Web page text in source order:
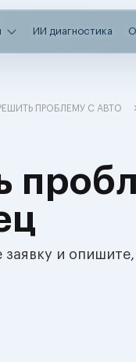
ИИ диагностика
ПРОБЛЕМУ С АВТО
и